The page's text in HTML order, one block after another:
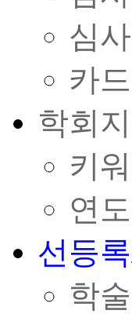
심
카
학회
키
연
선등
학